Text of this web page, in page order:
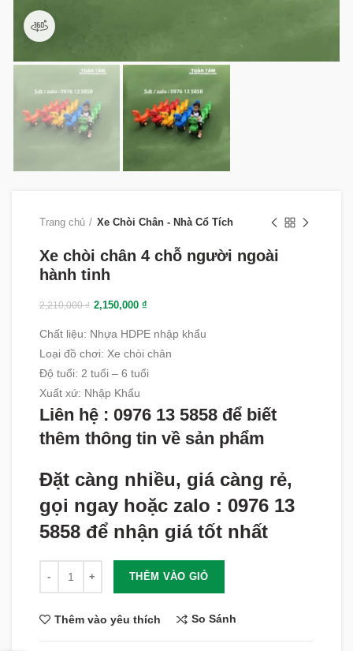
Trang chủ Xe Chòi Chân - Nhà Cổ Tích
Xe chòi chân 4 chỗ người ngoài
hành tinh
2,210,000₫ 2,150,000 ₫
Chất liệu: Nhựa HDPE nhập khẩu
Loại đồ chơi: Xe chòi chân
Độ tuổi: 2 tuổi – 6 tuổi
Xuất xứ: Nhập Khẩu
Liên hệ : 0976 13 5858 để biết
thêm thông tin về sản phẩm
Đặt càng nhiều, giá càng rẻ,
gọi ngay hoặc zalo : 0976 13
5858 để nhận giá tốt nhất
THÊM VÀO GIỎ
Thêm vào yêu thích So Sánh